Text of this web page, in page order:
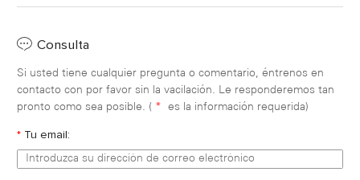
Consulta
Si usted tiene cualquier pregunta o comentario, éntrenos en
contacto con por favor sin la vacilación. Le responderemos tan
pronto como sea posible. ( * es la información requerida)
* Tu email: